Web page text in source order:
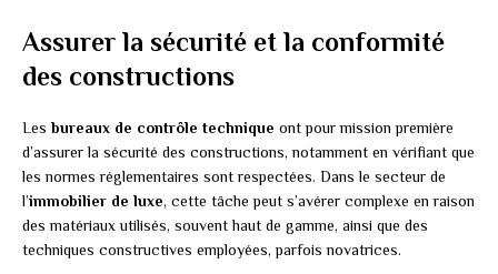
Assurer la sécurité et la conformité
des constructions
Lesbureaux de contrôle technique ont pour mission première
d’assurer la sécurité des constructions, notamment en vérifiant que
les normes réglementaires sont respectées. Dans le secteur de
l’immobilier de luxe, cette tâche peut s’avérer complexe en raison
des matériaux utilisés, souvent haut de gamme, ainsi que des
techniques constructives employées, parfois novatrices.